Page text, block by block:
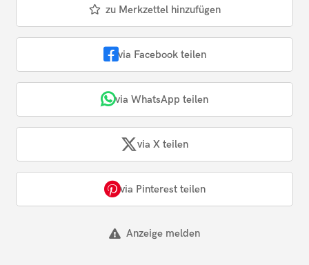
zu Merkzettel hinzufügen
via Facebook teilen
via WhatsApp teilen
via X teilen
via Pinterest teilen
Anzeige melden